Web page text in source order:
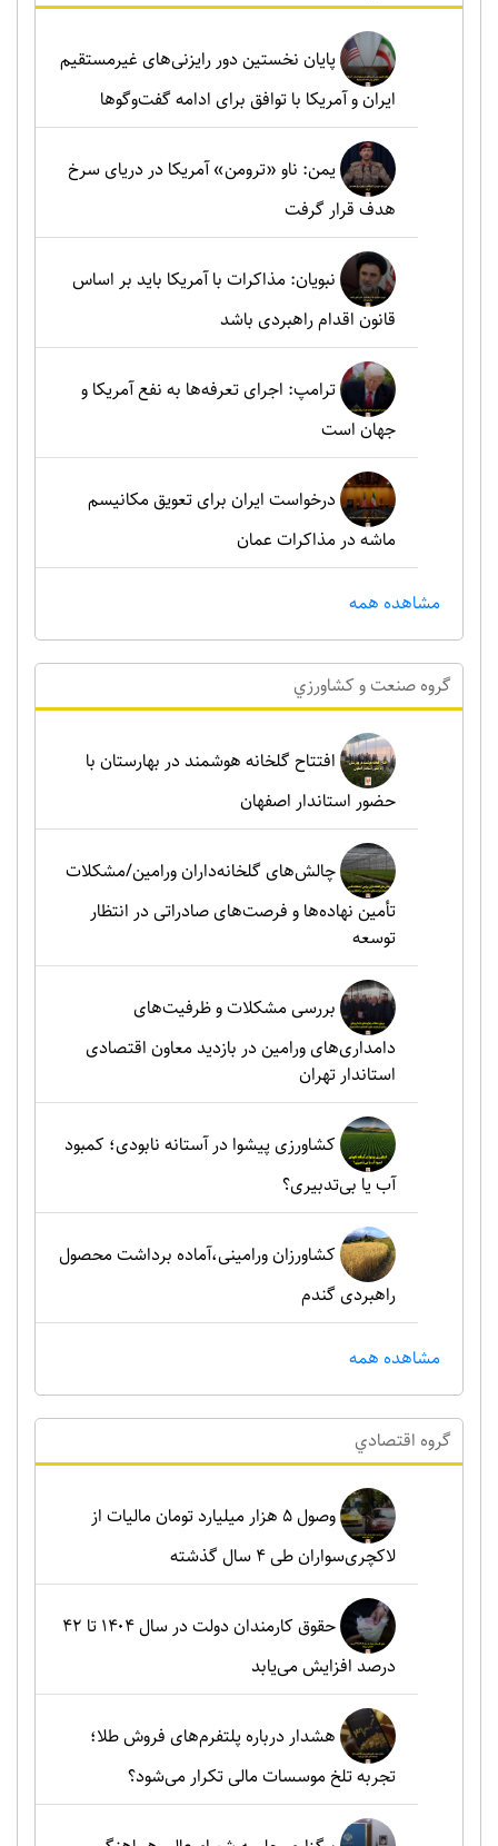
پایان نخستین دور رایزنی‌های غیرمستقیم
ایران و آمریکا با توافق برای ادامه گفت‌وگوها
یمن: ناو «ترومن» آمریکا در دریای سرخ
هدف قرار گرفت
نبویان: مذاکرات با آمریکا باید بر اساس
قانون اقدام راهبردی باشد
ترامپ: اجرای تعرفه‌ها به نفع آمریکا و
جهان است
درخواست ایران برای تعویق مکانیسم
ماشه در مذاکرات عمان
مشاهده همه
گروه صنعت و کشاورزي
افتتاح گلخانه هوشمند در بهارستان با
حضور استاندار اصفهان
چالش‌های گلخانه‌داران ورامین/مشکلات
تأمین نهاده‌ها و فرصت‌های صادراتی در انتظار
توسعه
بررسی مشکلات و ظرفیت‌های
دامداری‌های ورامین در بازدید معاون اقتصادی
استاندار تهران
کشاورزی پیشوا در آستانه نابودی؛ کمبود
آب یا بی‌تدبیری؟
کشاورزان ورامینی،آماده برداشت محصول
راهبردی گندم
مشاهده همه
گروه اقتصادي
وصول ۵ هزار میلیارد تومان مالیات از
لاکچری‌سواران طی ۴ سال گذشته
حقوق کارمندان دولت در سال ۱۴۰۴ تا ۴۲
درصد افزایش می‌یابد
هشدار درباره پلتفرم‌های فروش طلا؛
تجربه تلخ موسسات مالی تکرار می‌شود؟